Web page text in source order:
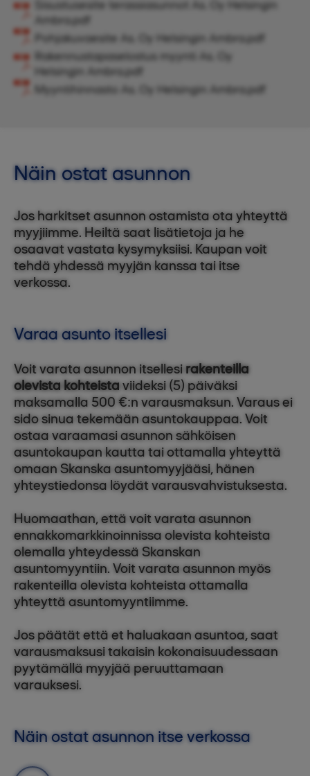
Sisustusesite terassiasunnot As. Oy Helsingin
Ambra.pdf
Pohjakuvaesite As. Oy Helsingin Ambra.pdf
Rakennustapaselostus myynti As. Oy
Helsingin Ambra.pdf
Myyntihinnasto As. Oy Helsingin Ambra.pdf
Näin ostat asunnon
Jos harkitset asunnon ostamista ota yhteyttä
myyjiimme. Heiltä saat lisätietoja ja he
osaavat vastata kysymyksiisi. Kaupan voit
tehdä yhdessä myyjän kanssa tai itse
verkossa.
Varaa asunto itsellesi
Voit varata asunnon itsellesirakenteilla
olevista kohteistaviideksi (5) päiväksi
maksamalla 500 €:n varausmaksun. Varaus ei
sido sinua tekemään asuntokauppaa. Voit
ostaa varaamasi asunnon sähköisen
asuntokaupan kautta tai ottamalla yhteyttä
omaan Skanska asuntomyyjääsi, hänen
yhteystiedonsa löydät varausvahvistuksesta.
Huomaathan, että voit varata asunnon
ennakkomarkkinoinnissa olevista kohteista
olemalla yhteydessä Skanskan
asuntomyyntiin. Voit varata asunnon myös
rakenteilla olevista kohteista ottamalla
yhteyttä asuntomyyntiimme.
Jos päätät että et haluakaan asuntoa, saat
varausmaksusi takaisin kokonaisuudessaan
pyytämällä myyjää peruuttamaan
varauksesi.
Näin ostat asunnon itse verkossa